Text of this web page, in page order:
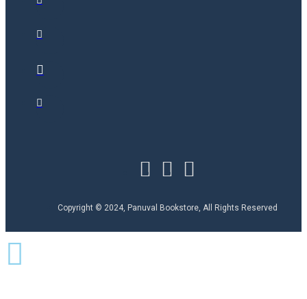
Copyright © 2024, Panuval Bookstore, All Rights Reserved